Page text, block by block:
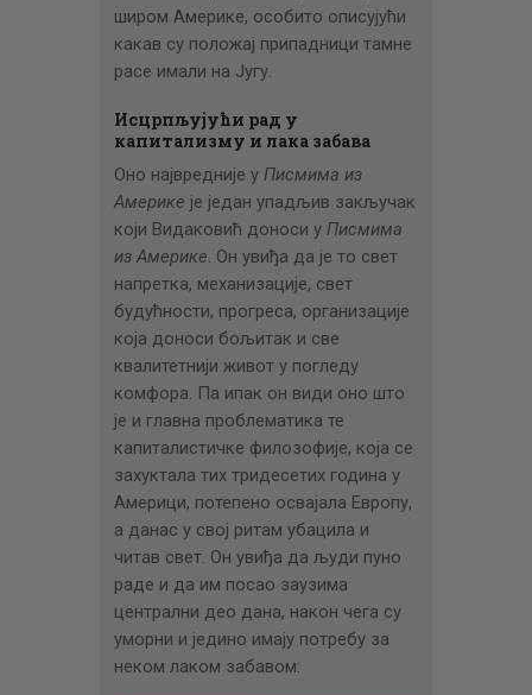
широм Америке, особито описујући
какав су положај припадници тамне
расе имали на Југу.
Исцрпљујући рад у
капитализму и лака забава
Оно највредније у Писмима из
Америке је један упадљив закључак
који Видаковић доноси у Писмима
из Америке. Он увиђа да је то свет
напретка, механизације, свет
будућности, прогреса, организације
која доноси бољитак и све
квалитетнији живот у погледу
комфора. Па ипак он види оно што
је и главна проблематика те
капиталистичке филозофије, која се
захуктала тих тридесетих година у
Америци, потепено освајала Европу,
а данас у свој ритам убацила и
читав свет. Он увиђа да људи пуно
раде и да им посао заузима
централни део дана, након чега су
уморни и једино имају потребу за
неком лаком забавом: